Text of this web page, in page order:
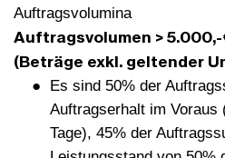
Auftragsvolumina
Auftragsvolumen >
(Beträge exkl. geltender
Es sind 50% der
Auftragserhalt im Voraus
Tage), 45% der